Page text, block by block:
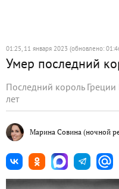
01:25, 11 января 2023 (обновлено:
Умер последний
Последний король Греции
лет
Марина Совина (ночной